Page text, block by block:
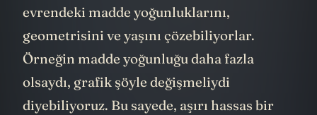
evrendeki madde yoğunluklarını,
geometrisini ve yaşını çözebiliyorlar.
Örneğin madde yoğunluğu daha fazla
olsaydı, grafik şöyle değişmeliydi
diyebiliyoruz. Bu sayede, aşırı hassas bir